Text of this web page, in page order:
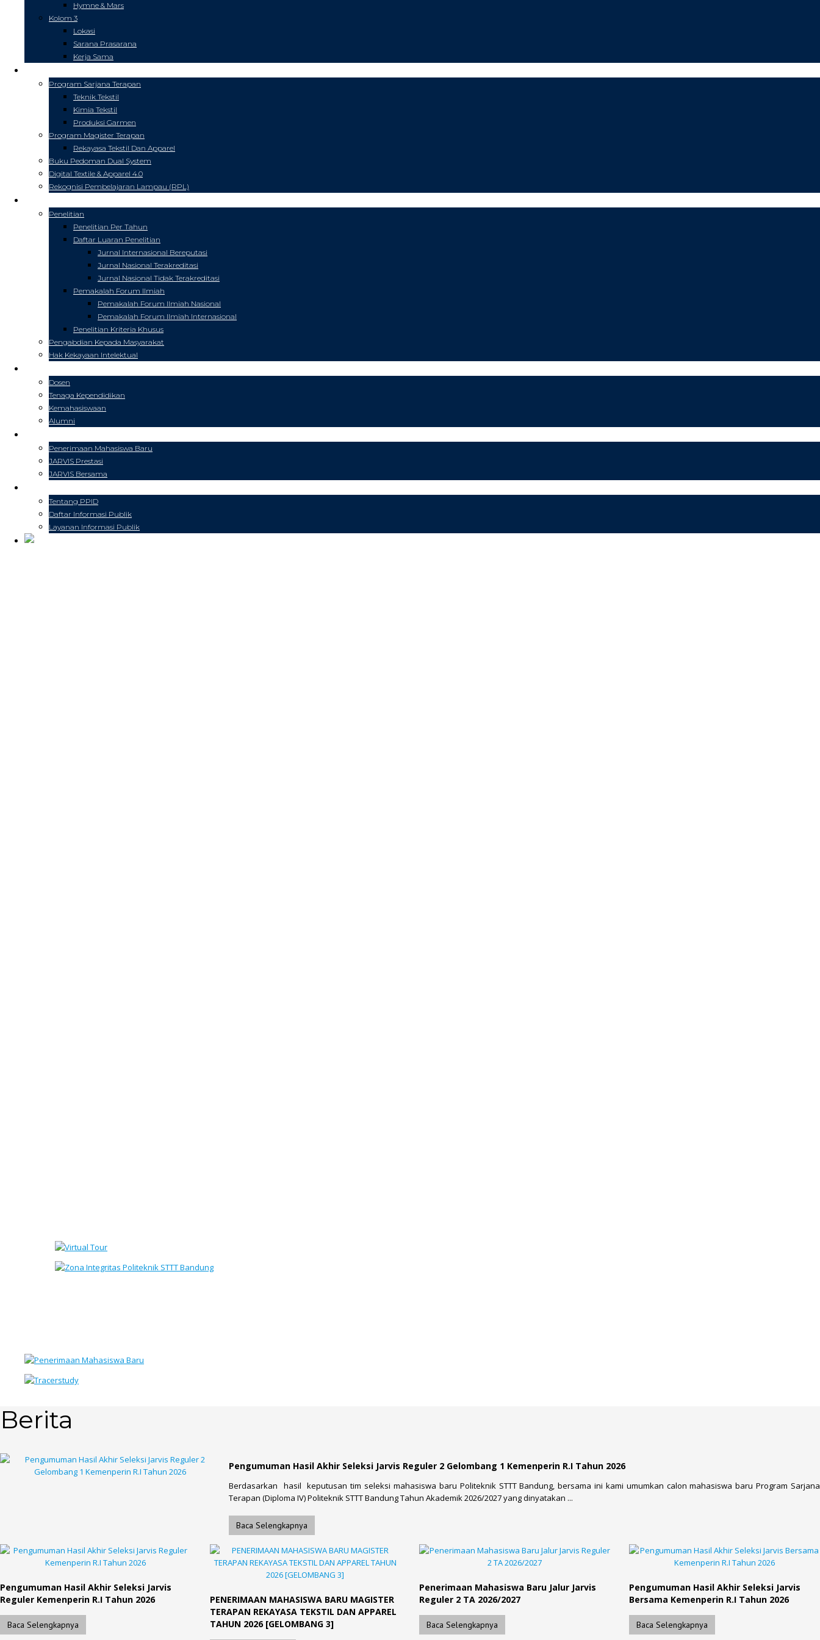
Hymne & Mars
Kolom 3
Lokasi
Sarana Prasarana
Kerja Sama
Program Sarjana Terapan
Teknik Tekstil
Kimia Tekstil
Produksi Garmen
Program Magister Terapan
Rekayasa Tekstil Dan Apparel
Buku Pedoman Dual System
Digital Textile & Apparel 4.0
Rekognisi Pembelajaran Lampau (RPL)
Penelitian
Penelitian Per Tahun
Daftar Luaran Penelitian
Jurnal Internasional Bereputasi
Jurnal Nasional Terakreditasi
Jurnal Nasional Tidak Terakreditasi
Pemakalah Forum Ilmiah
Pemakalah Forum Ilmiah Nasional
Pemakalah Forum Ilmiah Internasional
Penelitian Kriteria Khusus
Pengabdian Kepada Masyarakat
Hak Kekayaan Intelektual
Dosen
Tenaga Kependidikan
Kemahasiswaan
Alumni
Penerimaan Mahasiswa Baru
JARVIS Prestasi
JARVIS Bersama
Tentang PPID
Daftar Informasi Publik
Layanan Informasi Publik
Berita
Pengumuman Hasil Akhir Seleksi Jarvis Reguler 2 Gelombang 1 Kemenperin R.I Tahun 2026
Berdasarkan hasil keputusan tim seleksi mahasiswa baru Politeknik STTT Bandung, bersama ini kami umumkan calon mahasiswa baru Program Sarjana
Terapan (Diploma IV) Politeknik STTT Bandung Tahun Akademik 2026/2027 yang dinyatakan ...
Baca Selengkapnya
Pengumuman Hasil Akhir Seleksi Jarvis
Reguler Kemenperin R.I Tahun 2026
Baca Selengkapnya
PENERIMAAN MAHASISWA BARU MAGISTER
TERAPAN REKAYASA TEKSTIL DAN APPAREL
TAHUN 2026 [GELOMBANG 3]
Penerimaan Mahasiswa Baru Jalur Jarvis
Reguler 2 TA 2026/2027
Baca Selengkapnya
Pengumuman Hasil Akhir Seleksi Jarvis
Bersama Kemenperin R.I Tahun 2026
Baca Selengkapnya